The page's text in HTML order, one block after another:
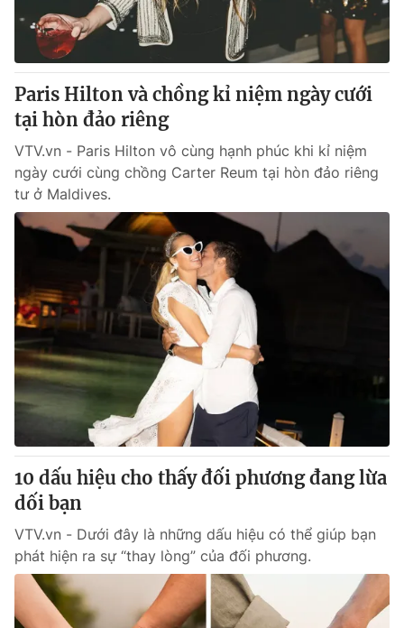
Paris Hilton và chồng kỉ niệm ngày cưới
tại hòn đảo riêng
VTV.vn - Paris Hilton vô cùng hạnh phúc khi kỉ niệm
ngày cưới cùng chồng Carter Reum tại hòn đảo riêng
tư ở Maldives.
10 dấu hiệu cho thấy đối phương đang lừa
dối bạn
VTV.vn - Dưới đây là những dấu hiệu có thể giúp bạn
phát hiện ra sự “thay lòng” của đối phương.